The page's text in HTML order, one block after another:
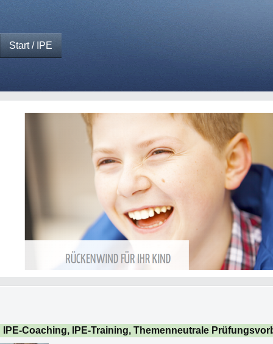
Start / IPE
IPE-Coaching, IPE-Training, Themenneutrale